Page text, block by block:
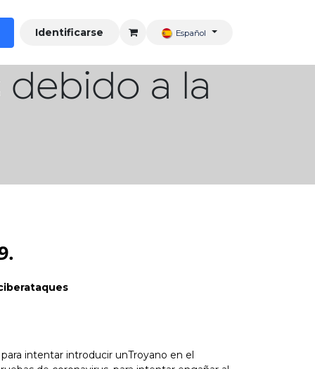
Identificarse Español
a la
intentar introducir unTroyano en el